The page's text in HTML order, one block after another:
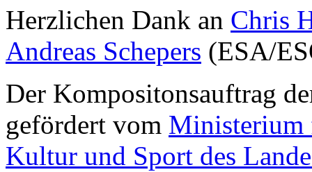
Herzlichen Dank an Chris
Andreas Schepers (ESA/
Der Kompositonsauftrag
gefördert vom Ministerium
Kultur und Sport des